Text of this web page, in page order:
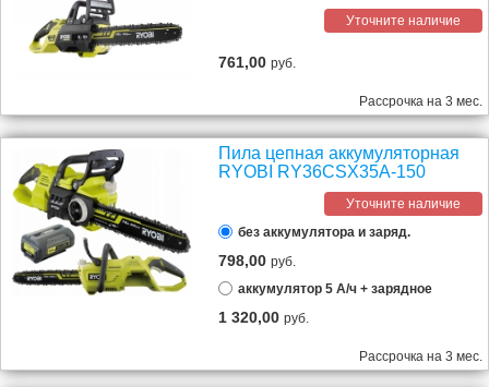
Уточните наличие
761,00руб.
Рассрочка на 3 мес.
Пила цепная аккумуляторная
RYOBI RY36CSX35A-150
Уточните наличие
без аккумулятора и заряд.
798,00руб.
аккумулятор 5 А/ч + зарядное
1 320,00руб.
Рассрочка на 3 мес.